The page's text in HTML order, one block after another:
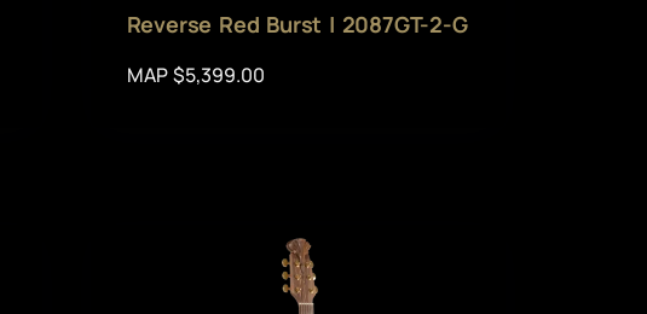
Reverse Red Burst | 2087GT-2-G
MAP $5,399.00